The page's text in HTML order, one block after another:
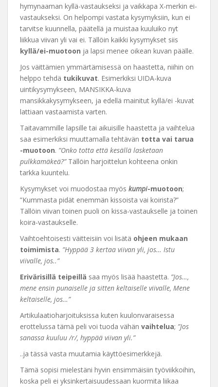
hymynaaman kyllä-vastaukseksi ja vaikkapa X-merkin ei-
vastaukseksi. On helpompi vastata kysymyksiin, kun ei
tarvitse kuunnella, päätellä ja muistaa kuuluiko nyt
liikkua viivan yli vai ei. Tällöin kaikki kysymykset siis
kyllä/ei-muotoon ja lapsi menee oikean kuvan päälle.
Jos väittämien ymmärtämisessä on haastetta, niihin on
helppo tehdä tukikuvat. Esimerkiksi UIDA-kuva
uintikysymykseen, MANSIKKA-kuva
mansikkakysymykseen, ja edellä mainitut kyllä/ei -kuvat
lattiaan vastaamista varten.
Taitavammille lapsille tai aikuisille haastetta ja vaihtelua
saa esimerkiksi muuttamalla tehtävän totta vai tarua
-muotoon. ”Onko totta että kesällä lasketaan
pulkkamäkeä?”Tällöin harjoittelun kohteena onkin
tarkka kuuntelu.
Kysymykset voi muodostaa myös kumpi-muotoon;
”Kummasta pidät enemmän kissoista vai koirista?”
Tällöin viivan toinen puoli on kissa-vastaukselle ja toinen
koira-vastaukselle.
Vaihtoehtoisesti väitteisiin voi lisätä ohjeen mukaan
toimimista. ”Hyppää 3 kertaa viivan yli, jos… Istu
viivalle, jos..”
Erivärisillä teipeillä saa myös lisää haastetta. ”Jos…,
mene ensin punaiselle ja sitten keltaiselle viivalle, Mene
keltaiselle, jos…”
Artikulaatioharjoituksissa kuten kuulonvaraisessa
erottelussa tämä peli voi tuoda vähän vaihtelua; ”Jos
sanassa kuuluu /r/, hyppää viivan yli.”
..ja tässä vasta muutamia käyttöesimerkkejä.
Tämä sopisi mielestäni hyvin ensimmäisiin työviikkoihin,
koska peli ei yksinkertaisuudessaan kuormita liikaa